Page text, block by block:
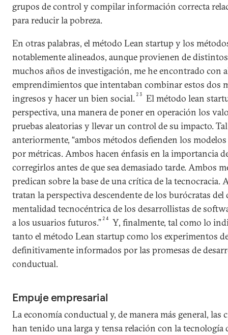
grupos de control y compilar información correcta
para reducir la pobreza.
En otras palabras, el método Lean startup y los
notablemente alineados, aunque provienen de
muchos años de investigación, me he encontrado con
emprendimientos que intentaban combinar estos dos
ingresos y hacer un bien social. 23
El método lean
perspectiva, una manera de poner en operación los
pruebas aleatorias y llevar un control de su impacto.
anteriormente, “ambos métodos defienden los
por métricas. Ambos hacen énfasis en la importancia
corregirlos antes de que sea demasiado tarde. Ambos
predican sobre la base de una crítica de la tecnocracia.
tratan la perspectiva descendente de los burócratas del
mentalidad tecnocéntrica de los desarrollistas de
a los usuarios futuros.” 24
Y, finalmente, tal como lo
tanto el método Lean startup como los experimentos
definitivamente informados por las promesas de
conductual.
Empuje empresarial
La economía conductual y, de manera más general, las
han tenido una larga y tensa relación con la